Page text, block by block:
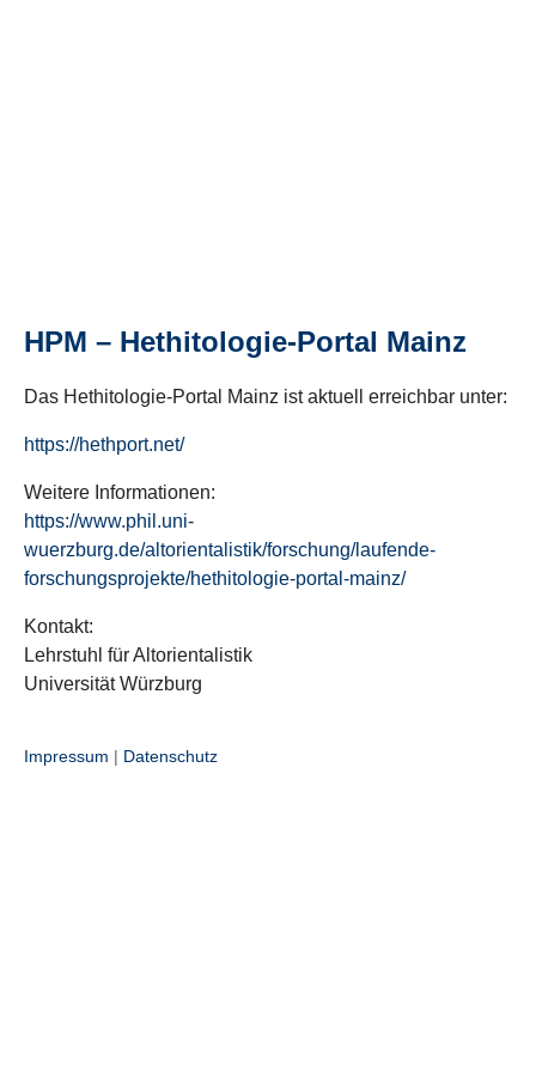
HPM – Hethitologie-Portal Mainz
Das Hethitologie-Portal Mainz ist aktuell erreichbar unter:
https://hethport.net/
Weitere Informationen:
https://www.phil.uni-
wuerzburg.de/altorientalistik/forschung/laufende-
forschungsprojekte/hethitologie-portal-mainz/
Kontakt:
Lehrstuhl für Altorientalistik
Universität Würzburg
Impressum | Datenschutz